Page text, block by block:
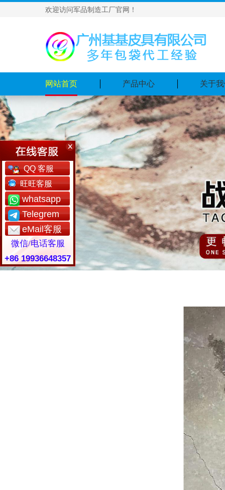
欢迎访问军品制造工厂官网！
网站首页 产品中心 关于
QQ 客服
旺旺客服
whatsapp
Telegrem
eMail客服
微信/电话客服
+86 19936648357